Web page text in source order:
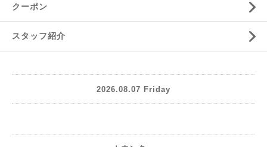
クーポン
スタッフ紹介
2026.08.07 Friday